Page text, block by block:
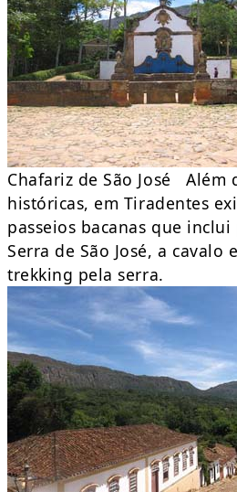
Chafariz de São José Além
históricas, em Tiradentes
passeios bacanas que
Serra de São José, a cavalo
trekking pela serra.